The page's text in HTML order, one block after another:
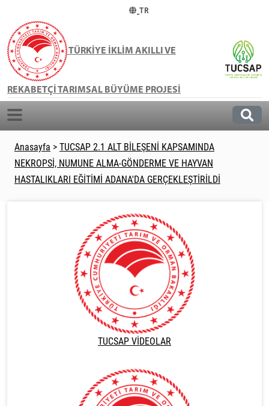
TR
TÜRKİYE İKLİM AKILLI VE
REKABETÇİ TARIMSAL BÜYÜME PROJESİ
Anasayfa > TUCSAP 2.1 ALT BİLEŞENİ KAPSAMINDA
NEKROPSİ, NUMUNE ALMA-GÖNDERME VE HAYVAN
HASTALIKLARI EĞİTİMİ ADANA'DA GERÇEKLEŞTİRİLDİ
TUCSAP VİDEOLAR